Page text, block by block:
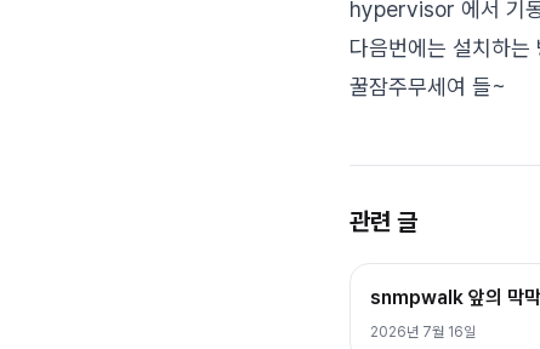
hypervisor 에서 기
다음번에는 설치하는
꿀잠주무세여 들~
관련 글
snmpwalk 앞의 막
2026년 7월 16일